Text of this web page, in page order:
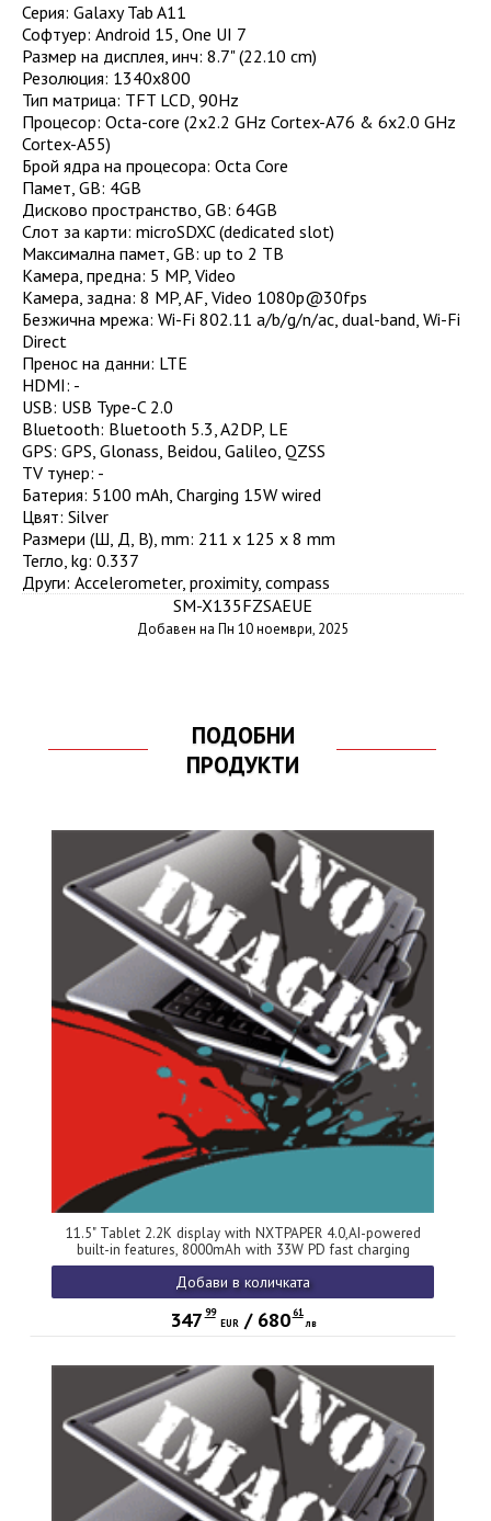
Серия: Galaxy Tab A11
Софтуер: Android 15, One UI 7
Размер на дисплея, инч: 8.7" (22.10 cm)
Резолюция: 1340x800
Тип матрица: TFT LCD, 90Hz
Процесор: Octa-core (2x2.2 GHz Cortex-A76 & 6x2.0 GHz
Cortex-A55)
Брой ядра на процесора: Octa Core
Памет, GB: 4GB
Дисково пространство, GB: 64GB
Слот за карти: microSDXC (dedicated slot)
Максимална памет, GB: up to 2 TB
Камера, предна: 5 MP, Video
Камера, задна: 8 MP, AF, Video 1080p@30fps
Безжична мрежа: Wi-Fi 802.11 a/b/g/n/ac, dual-band, Wi-Fi
Direct
Пренос на данни: LTE
HDMI: -
USB: USB Type-C 2.0
Bluetooth: Bluetooth 5.3, A2DP, LE
GPS: GPS, Glonass, Beidou, Galileo, QZSS
TV тунер: -
Батерия: 5100 mAh, Charging 15W wired
Цвят: Silver
Размери (Ш, Д, В), mm: 211 x 125 x 8 mm
Тегло, kg: 0.337
Други: Accelerometer, proximity, compass
SM-X135FZSAEUE
Добавен на Пн 10 ноември, 2025
ПОДОБНИ
ПРОДУКТИ
11.5" Tablet 2.2K display with NXTPAPER 4.0,AI-powered
built-in features, 8000mAh with 33W PD fast charging
Добави в количката
347 99
EUR/ 680 61
лв